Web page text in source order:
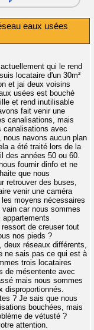
eaux usées
qui le rend
locataire d'un 30m²
et jai deux voisins
usées est bouché
et rend inutilisable
fait venir une
canalisations, mais
canalisations avec
navons aucun plan
a été traité lors de la
des années 50 ou 60.
fournir dinfo et ne
que nous
retrouver des buses,
venir une caméra
moyens nécessaires
car nous sommes
de creuser tout
nos pieds ?
deux réseaux différents,
ne sais pas ce qui est à
trois locataires
de mésentente avec
mais nous sommes
disproportionnés.
? Je sais que nous
bouchées, mais
de vétusté ?
attention.